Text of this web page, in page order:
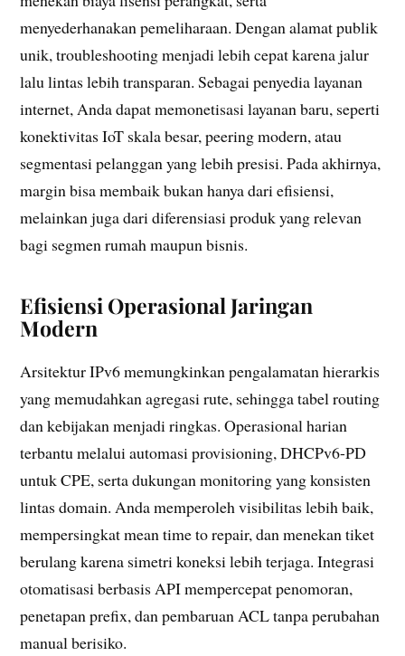
menyederhanakan pemeliharaan. Dengan alamat publik
unik, troubleshooting menjadi lebih cepat karena jalur
lalu lintas lebih transparan. Sebagai penyedia layanan
internet, Anda dapat memonetisasi layanan baru, seperti
konektivitas IoT skala besar, peering modern, atau
segmentasi pelanggan yang lebih presisi. Pada akhirnya,
margin bisa membaik bukan hanya dari efisiensi,
melainkan juga dari diferensiasi produk yang relevan
bagi segmen rumah maupun bisnis.
Efisiensi Operasional Jaringan
Modern
Arsitektur IPv6 memungkinkan pengalamatan hierarkis
yang memudahkan agregasi rute, sehingga tabel routing
dan kebijakan menjadi ringkas. Operasional harian
terbantu melalui automasi provisioning, DHCPv6-PD
untuk CPE, serta dukungan monitoring yang konsisten
lintas domain. Anda memperoleh visibilitas lebih baik,
mempersingkat mean time to repair, dan menekan tiket
berulang karena simetri koneksi lebih terjaga. Integrasi
otomatisasi berbasis API mempercepat penomoran,
penetapan prefix, dan pembaruan ACL tanpa perubahan
manual berisiko.